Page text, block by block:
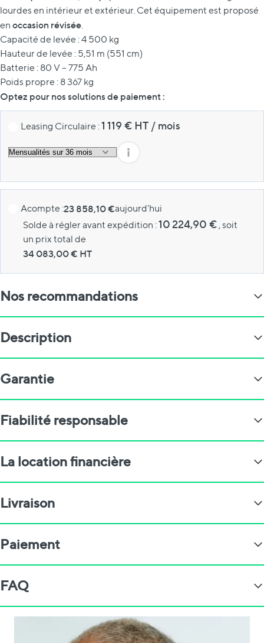
lourdes en intérieur et extérieur. Cet équipement est proposé
en occasion révisée.
Capacité de levée : 4 500 kg
Hauteur de levée : 5,51 m (551 cm)
Batterie : 80 V – 775 Ah
Poids propre : 8 367 kg
Optez pour nos solutions de paiement :
Leasing Circulaire :1 119 € HT / mois
Acompte :23 858,10 €aujourd'hui
Solde à régler avant expédition :10 224,90 € , soit
un prix total de
34 083,00€ HT
Nos recommandations
Description
Garantie
Fiabilité responsable
La location financière
Livraison
Paiement
FAQ